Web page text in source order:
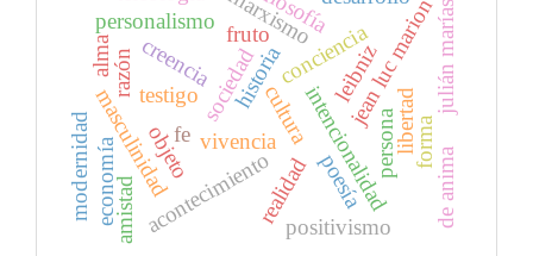
historia
vivencia
poesía
cultura
sociedad
creencia
intencionalidad
conciencia
objeto
realidad
jean luc marion
acontecimiento
testigo
fruto
personalismo
persona
marxismo
positivismo
leibniz julián marías
masculinidad
economía
libertad
fe
modernidad
razón
amistad
alma
forma
de anima